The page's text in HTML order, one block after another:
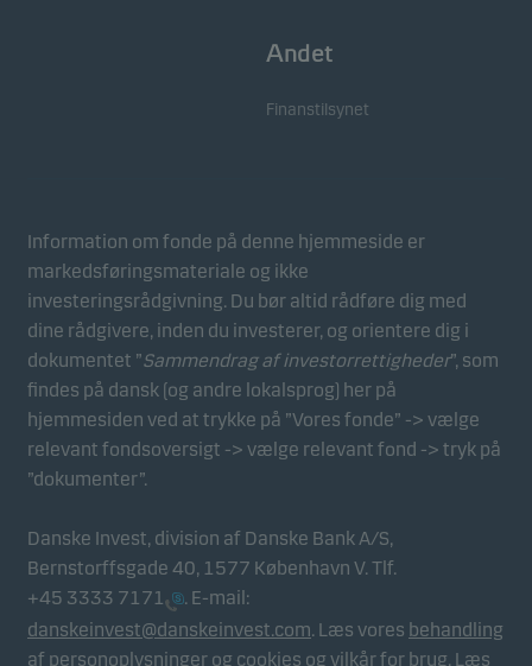
Andet
Finanstilsynet
Information om fonde på denne hjemmeside er
markedsføringsmateriale og ikke
investeringsrådgivning. Du bør altid rådføre dig med
dine rådgivere, inden du investerer, og orientere dig i
dokumentet ”Sammendrag af investorrettigheder”, som
findes på dansk (og andre lokalsprog) her på
hjemmesiden ved at trykke på ”Vores fonde” -> vælge
relevant fondsoversigt -> vælge relevant fond -> tryk på
”dokumenter”.
Danske Invest, division af Danske Bank A/S,
Bernstorffsgade 40, 1577 København V. Tlf.
+45 3333 7171
. E-mail:
danskeinvest@danskeinvest.com. Læs vores behandling
af personoplysninger og cookies og vilkår for brug. Læs
hjemmesiden at huske dine valg af indstillinger.
optimere effektiviteten for vores hjemmeside.
Marketing
Disse cookies gør det muligt for os at identificere dig
(din enhed) og profilere din adfærd, så vi kan levere
det mest relevante indhold til dig.